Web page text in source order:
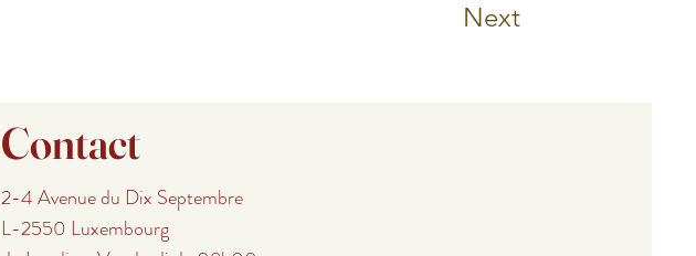
Next
Contact
2-4 Avenue du Dix Septembre
L-2550 Luxembourg